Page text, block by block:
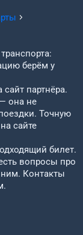
берём у
партнёра.
она не
Точную
сайте
билет.
вопросы про
ним. Контакты